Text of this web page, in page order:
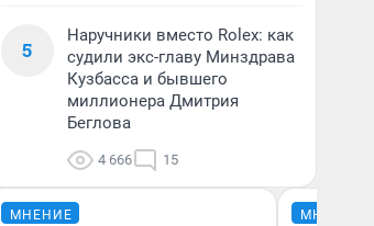
5
Наручники вместо Rolex: как
судили экс-главу Минздрава
Кузбасса и бывшего
миллионера Дмитрия
Беглова
4 666 15
МНЕНИЕ МНЕНИЕ